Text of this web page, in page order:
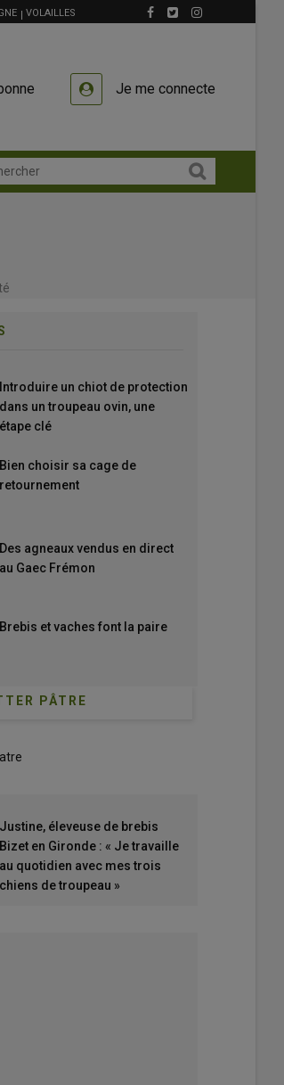
VOLAILLES
Je me connecte
Introduire un chiot de protection
dans un troupeau ovin, une
étape clé
Bien choisir sa cage de
retournement
Des agneaux vendus en direct
au Gaec Frémon
Brebis et vaches font la paire
PÂTRE
Justine, éleveuse de brebis
Bizet en Gironde : « Je travaille
au quotidien avec mes trois
chiens de troupeau »